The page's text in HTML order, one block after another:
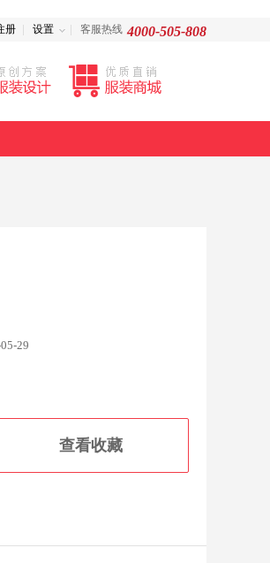
册 设置 客服热线 4000-505-808
29
查看收藏